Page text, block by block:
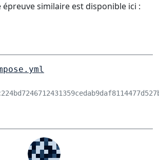
épreuve similaire est disponible ici :